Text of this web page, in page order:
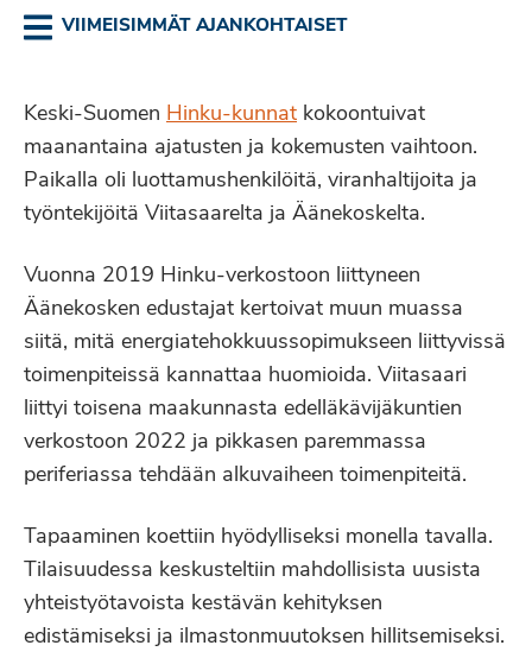
VIIMEISIMMÄT AJANKOHTAISET
Keski-Suomen Hinku-kunnat kokoontuivat
maanantaina ajatusten ja kokemusten vaihtoon.
Paikalla oli luottamushenkilöitä, viranhaltijoita ja
työntekijöitä Viitasaarelta ja Äänekoskelta.
Vuonna 2019 Hinku-verkostoon liittyneen
Äänekosken edustajat kertoivat muun muassa
siitä, mitä energiatehokkuussopimukseen liittyvissä
toimenpiteissä kannattaa huomioida. Viitasaari
liittyi toisena maakunnasta edelläkävijäkuntien
verkostoon 2022 ja pikkasen paremmassa
periferiassa tehdään alkuvaiheen toimenpiteitä.
Tapaaminen koettiin hyödylliseksi monella tavalla.
Tilaisuudessa keskusteltiin mahdollisista uusista
yhteistyötavoista kestävän kehityksen
edistämiseksi ja ilmastonmuutoksen hillitsemiseksi.